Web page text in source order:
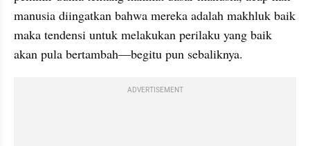
manusia diingatkan bahwa mereka adalah makhluk baik
maka tendensi untuk melakukan perilaku yang baik
akan pula bertambah—begitu pun sebaliknya.
ADVERTISEMENT